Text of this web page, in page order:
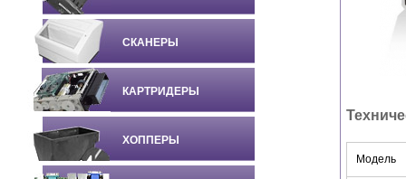
СКАНЕРЫ
КАРТРИДЕРЫ
ХОППЕРЫ
Модель